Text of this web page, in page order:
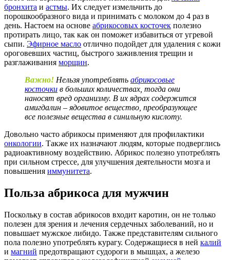
бронхита и астмы. Их следует измельчить до
порошкообразного вида и принимать с молоком до 4 раз в
день. Настоем на основе абрикосовых косточек полезно
протирать лицо, так как он поможет избавиться от угревой
сыпи. Эфирное масло отлично подойдет для удаления с кожи
ороговевших частиц, быстрого заживления трещин и
разглаживания морщин.
Важно! Нельзя употреблять абрикосовые
косточки в больших количествах, тогда они
наносят вред организму. В их ядрах содержится
амигдалин – ядовитое вещество, преобразующее
все полезные вещества в синильную кислоту.
Довольно часто абрикосы применяют для профилактики
онкологии. Также их назначают людям, которые подверглись
радиоактивному воздействию. Абрикос полезно употреблять
при сильном стрессе, для улучшения деятельности мозга и
повышения иммунитета.
Польза абрикоса для мужчин
Поскольку в состав абрикосов входит каротин, он не только
полезен для зрения и лечения сердечных заболеваний, но и
повышает мужское либидо. Также представителям сильного
пола полезно употреблять курагу. Содержащиеся в ней калий
и магний предотвращают судороги в мышцах, а железо